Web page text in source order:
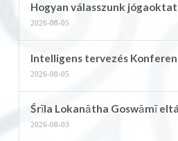
Hogyan válasszunk
2026-08-05
Intelligens tervezés
2026-08-05
Śrīla Lokanātha Goswāmī
2026-08-03